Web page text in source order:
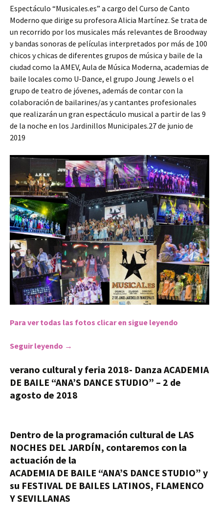
Espectáculo “Musicales.es” a cargo del Curso de Canto
Moderno que dirige su profesora Alicia Martínez. Se trata de
un recorrido por los musicales más relevantes de Broodway
y bandas sonoras de películas interpretados por más de 100
chicos y chicas de diferentes grupos de música y baile de la
ciudad como la AMEV, Aula de Música Moderna, academias de
baile locales como U-Dance, el grupo Joung Jewels o el
grupo de teatro de jóvenes, además de contar con la
colaboración de bailarines/as y cantantes profesionales
que realizarán un gran espectáculo musical a partir de las 9
de la noche en los Jardinillos Municipales.27 de junio de
2019
Para ver todas las fotos clicar en sigue leyendo
Seguir leyendo Musical.es
→
verano cultural y feria 2018- Danza ACADEMIA
DE BAILE “ANA’S DANCE STUDIO” – 2 de
agosto de 2018
Dentro de la programación cultural de LAS
NOCHES DEL JARDÍN, contaremos con la
actuación de la
ACADEMIA DE BAILE “ANA’S DANCE STUDIO” y
su FESTIVAL DE BAILES LATINOS, FLAMENCO
Y SEVILLANAS